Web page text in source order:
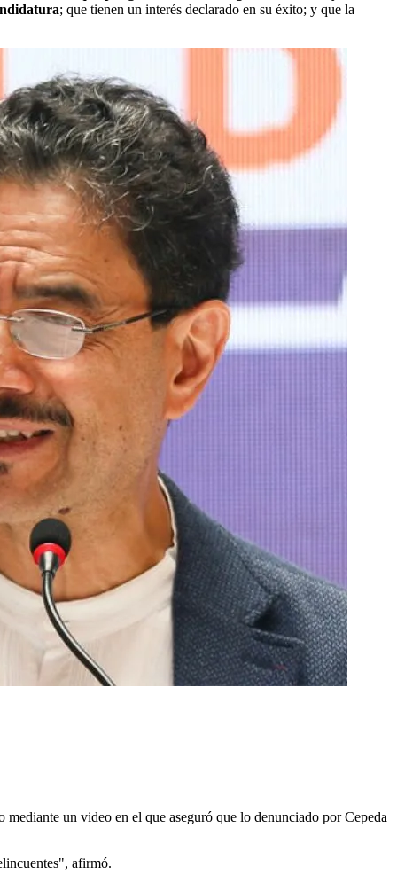
; que tienen un interés declarado en su éxito; y que la
un video en el que aseguró que lo denunciado por Cepeda
afirmó.